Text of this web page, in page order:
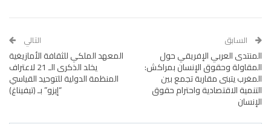
السابق
المنتدى العربي الإفريقي حول
المقاولة وحقوق الإنسان بمراكش:
المغرب يتبنى مقاربة تجمع بين
التنمية الاقتصادية واحترام حقوق
الإنسان
التالي
المعهد الملكي للثقافة الأمازيغية
يخلد الذكرى الـ 21 لاعتراف
المنظمة الدولية للتوحيد القياسي
“إيزو” بـ (تيفيناغ)